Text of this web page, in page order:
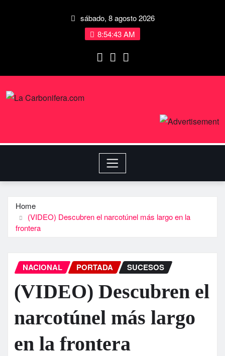
sábado, 8 agosto 2026
8:54:44 AM
Home
(VIDEO) Descubren el narcotúnel más largo en la
frontera
NACIONAL PORTADA SUCESOS
(VIDEO) Descubren el
narcotúnel más largo
en la frontera